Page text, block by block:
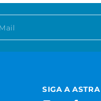
SIGA A ASTRA